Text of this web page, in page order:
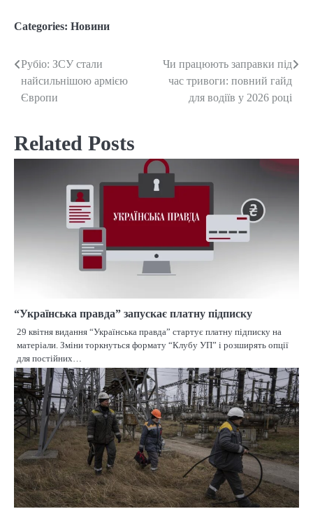
Categories: Новини
Post
navigation
Рубіо: ЗСУ стали
найсильнішою армією
Європи
Чи працюють заправки під
час тривоги: повний гайд
для водіїв у 2026 році
Related Posts
“Українська правда” запускає платну підписку
29 квітня видання “Українська правда” стартує платну підписку на
матеріали. Зміни торкнуться формату “Клубу УП” і розширять опції
для постійних…